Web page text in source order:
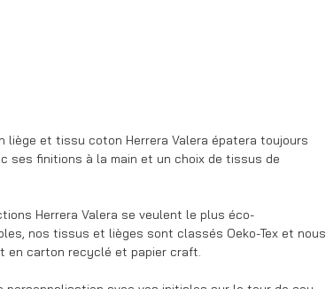
liège et tissu coton Herrera Valera épatera toujours
ses finitions à la main et un choix de tissus de
Herrera Valera se veulent le plus éco-
nos tissus et lièges sont classés Oeko-Tex et nous
en carton recyclé et papier craft.